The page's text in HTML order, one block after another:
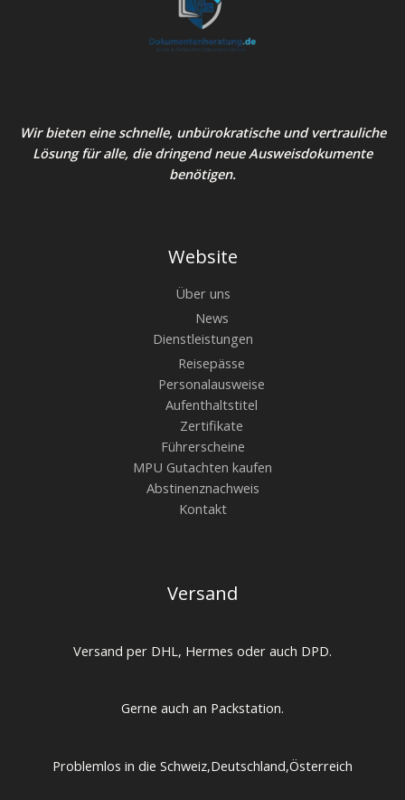
Wir bieten eine schnelle, unbürokratische und vertrauliche
Lösung für alle, die dringend neue Ausweisdokumente
benötigen.
Website
Über uns
News
Dienstleistungen
Reisepässe
Personalausweise
Aufenthaltstitel
Zertifikate
Führerscheine
MPU Gutachten kaufen
Abstinenznachweis
Kontakt
Versand
Versand per DHL, Hermes oder auch DPD.
Gerne auch an Packstation.
Problemlos in die Schweiz,Deutschland,Österreich